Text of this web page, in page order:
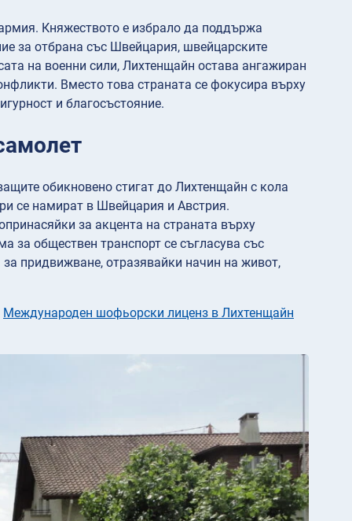
Княжеството е избрало да поддържа
за отбрана със Швейцария, швейцарските
на военни сили, Лихтенщайн остава ангажиран
Вместо това страната се фокусира върху
и благосъстояние.
обикновено стигат до Лихтенщайн с кола
се намират в Швейцария и Австрия.
за акцента на страната върху
за обществен транспорт се съгласува със
придвижване, отразявайки начин на живот,
Международен шофьорски лиценз в Лихтенщайн